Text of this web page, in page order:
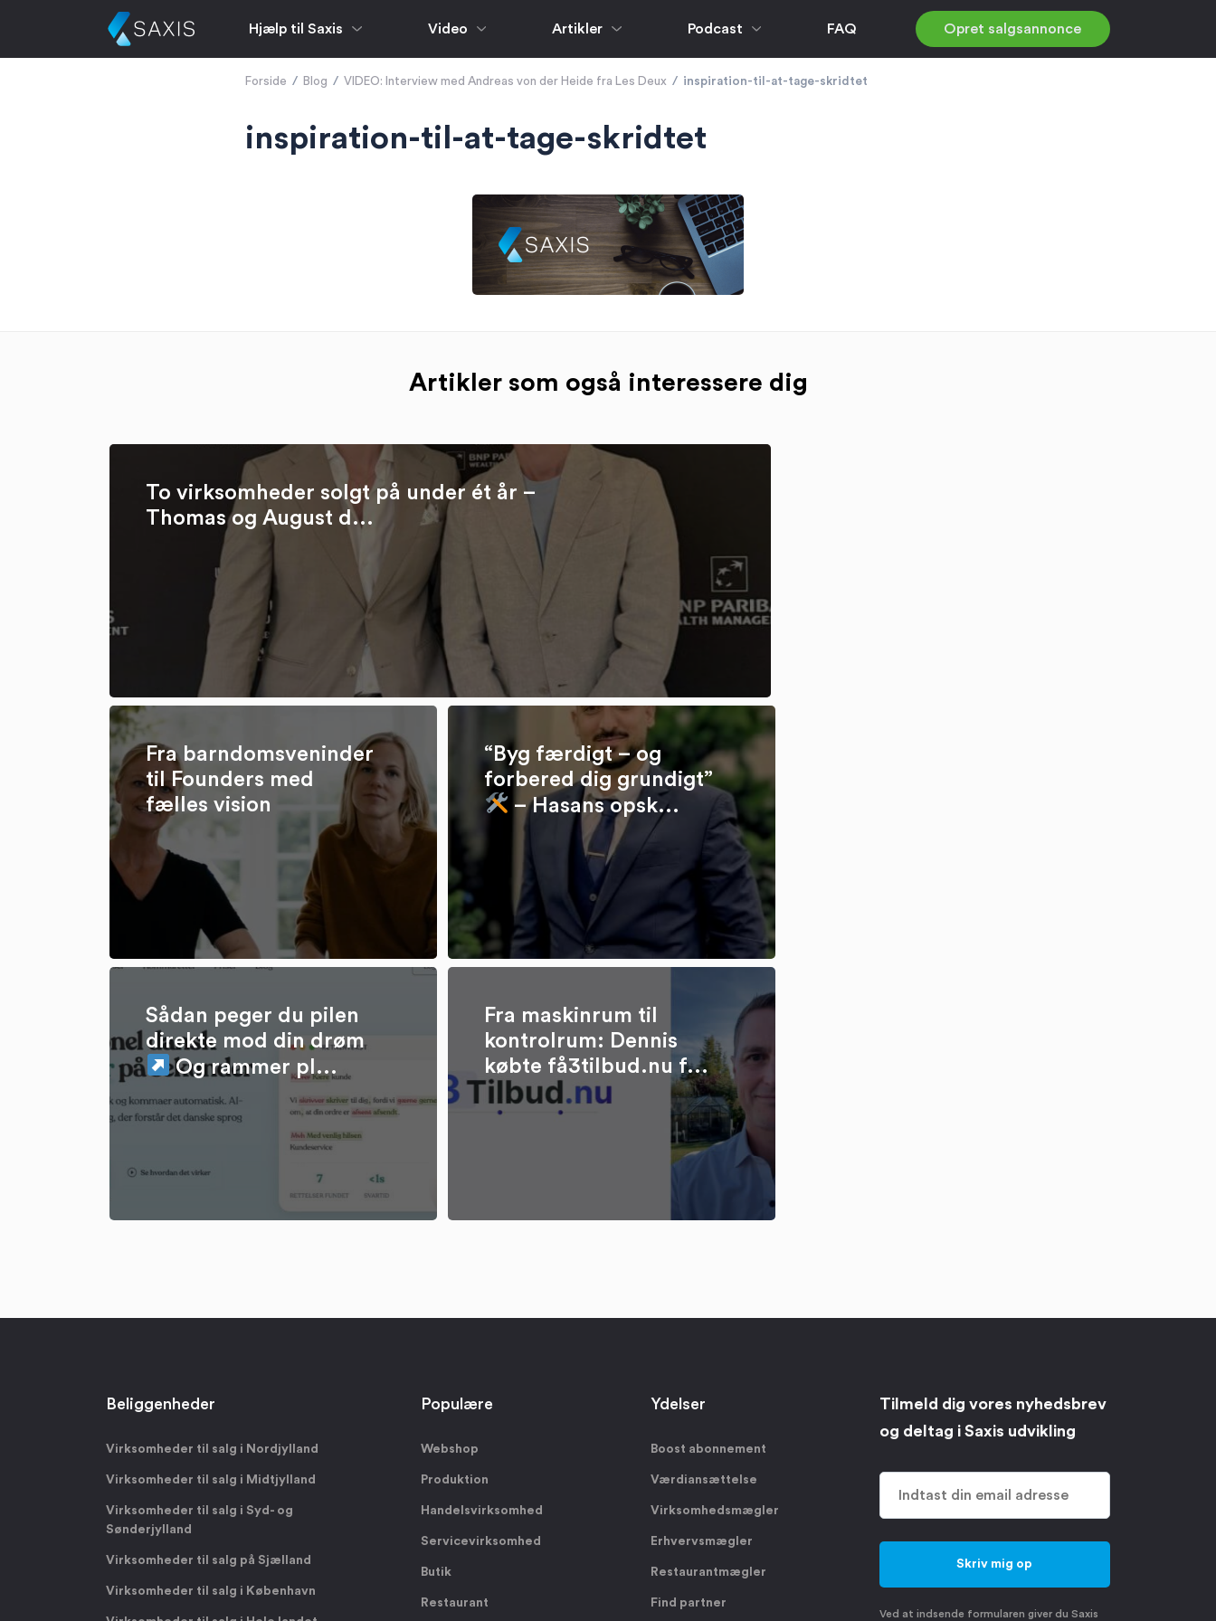
Hjælp til Saxis Video Artikler Podcast FAQ Opret salgsannonce
Forside / Blog / VIDEO: Interview med Andreas von der Heide fra Les Deux / inspiration-til-at-tage-skridtet
inspiration-til-at-tage-skridtet
Artikler som også interessere dig
To virksomheder solgt på under ét år –
Thomas og August d...
Fra barndomsveninder
til Founders med
fælles vision
“Byg færdigt – og
forbered dig grundigt”
– Hasans opsk...
Sådan peger du pilen
direkte mod din drøm
Og rammer pl...
Fra maskinrum til
kontrolrum: Dennis
købte få3tilbud.nu f...
Beliggenheder
Virksomheder til salg i Nordjylland
Virksomheder til salg i Midtjylland
Virksomheder til salg i Syd- og
Sønderjylland
Virksomheder til salg på Sjælland
Virksomheder til salg i København
Populære
Webshop
Produktion
Handelsvirksomhed
Servicevirksomhed
Butik
Restaurant
Ydelser
Boost abonnement
Værdiansættelse
Virksomhedsmægler
Erhvervsmægler
Restaurantmægler
Find partner
Tilmeld dig vores nyhedsbrev
og deltag i Saxis udvikling
Ved at indsende formularen giver du Saxis